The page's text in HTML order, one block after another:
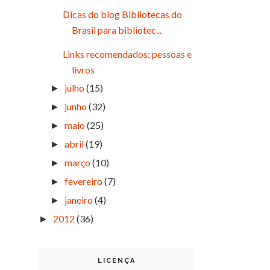
Dicas do blog Bibliotecas do
Brasil para bibliotec...
Links recomendados: pessoas e
livros
► julho(15)
► junho(32)
►maio(25)
►abril(19)
►março(10)
►fevereiro(7)
► janeiro(4)
► 2012 (36)
LICENÇA